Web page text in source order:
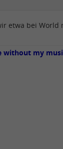
etwa bei World
without my